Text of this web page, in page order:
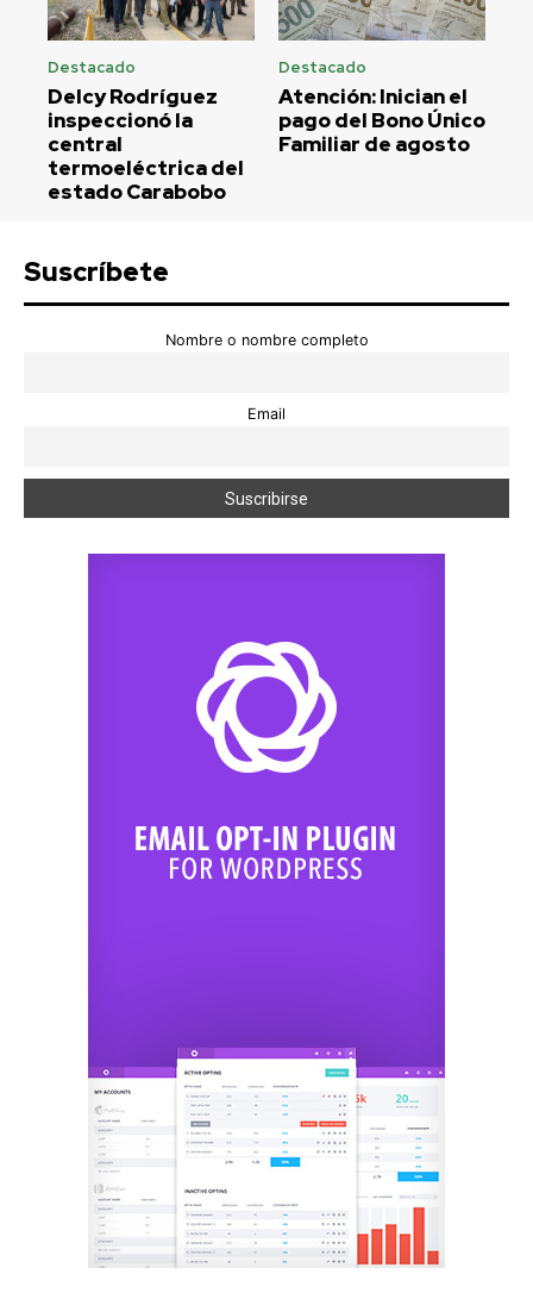
Destacado
Delcy Rodríguez
inspeccionó la
central
termoeléctrica del
estado Carabobo
Destacado
Atención: Inician el
pago del Bono Único
Familiar de agosto
Suscríbete
Nombre o nombre completo
Email